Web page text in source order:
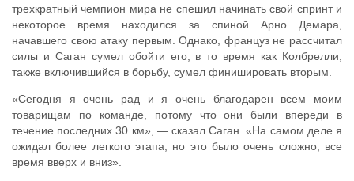
трехкратный чемпион мира не спешил начинать свой спринт и
некоторое время находился за спиной Арно Демара,
начавшего свою атаку первым. Однако, француз не рассчитал
силы и Саган сумел обойти его, в то время как Колбрелли,
также включившийся в борьбу, сумел финишировать вторым.
«Сегодня я очень рад и я очень благодарен всем моим
товарищам по команде, потому что они были впереди в
течение последних 30 км», — сказал Саган. «На самом деле я
ожидал более легкого этапа, но это было очень сложно, все
время вверх и вниз».